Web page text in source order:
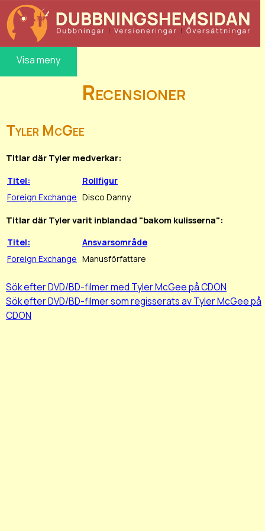
Visa meny
Recensioner
Tyler McGee
Titlar där Tyler medverkar:
Titel:
Rollfigur
Foreign Exchange Disco Danny
Titlar där Tyler varit inblandad "bakom kulisserna":
Titel:
Ansvarsområde
Foreign Exchange Manusförfattare
Sök efter DVD/BD-filmer med Tyler McGee på CDON
Sök efter DVD/BD-filmer som regisserats av Tyler McGee på
CDON